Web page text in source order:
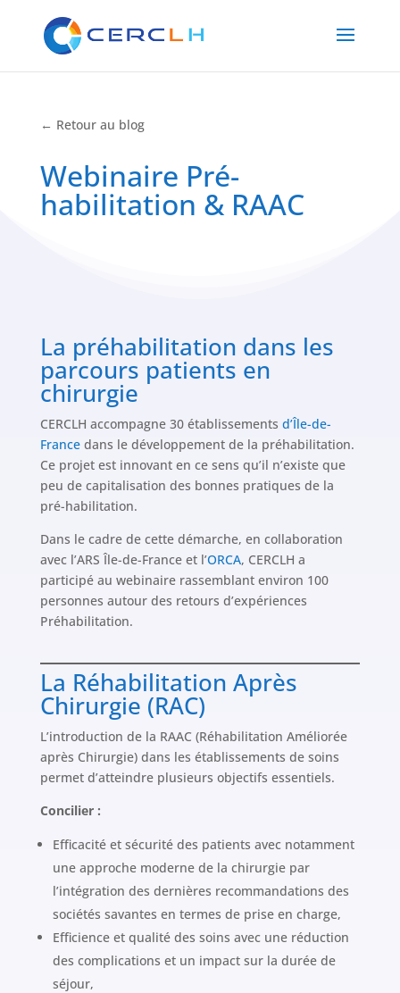
← Retour au blog
Webinaire Pré-
habilitation & RAAC
La préhabilitation dans les
parcours patients en
chirurgie
CERCLH accompagne 30 établissements d’Île-de-
France dans le développement de la préhabilitation.
Ce projet est innovant en ce sens qu’il n’existe que
peu de capitalisation des bonnes pratiques de la
pré-habilitation.
Dans le cadre de cette démarche, en collaboration
avec l’ARS Île-de-France et l’ORCA, CERCLH a
participé au webinaire rassemblant environ 100
personnes autour des retours d’expériences
Préhabilitation.
La Réhabilitation Après
Chirurgie (RAC)
L’introduction de la RAAC (Réhabilitation Améliorée
après Chirurgie) dans les établissements de soins
permet d’atteindre plusieurs objectifs essentiels.
Concilier :
Efficacité et sécurité des patients avec notamment
une approche moderne de la chirurgie par
l’intégration des dernières recommandations des
sociétés savantes en termes de prise en charge,
Efficience et qualité des soins avec une réduction
des complications et un impact sur la durée de
séjour,